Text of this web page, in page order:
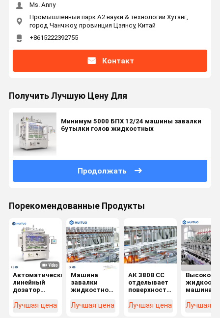
Ms. Anny
Промышленный парк А2 науки & технологии Хутанг,
город Чанчжоу, провинция Цзянсу, Китай
+8615222392755
Контакт
Получить Лучшую Цену Для
Минимум 5000 БПХ 12/24 машины завалки
бутылки голов жидкостных
Продолжать
Порекомендованные Продукты
Автоматический
линейный
дозатор
для бутылок,
Лучшая цена
Машина
завалки
жидкостного
Лучшая цена
АК 380В СС
отделывает
поверхность
машина
Лучшая цена
машина
Лучшая